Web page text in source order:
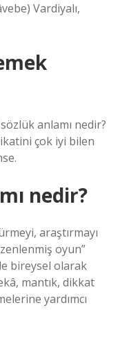
anlamı nedir?
çok iyi bilen
nedir?
araştırmayı
oyun”
bireysel olarak
mantık, dikkat
yardımcı